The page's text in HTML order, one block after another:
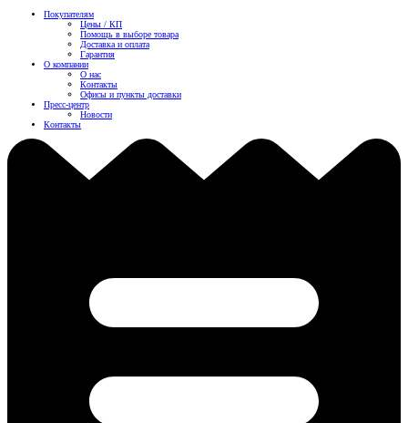
Покупателям
Цены / КП
Помощь в выборе товара
Доставка и оплата
Гарантия
О компании
О нас
Контакты
Офисы и пункты доставки
Пресс-центр
Новости
Контакты